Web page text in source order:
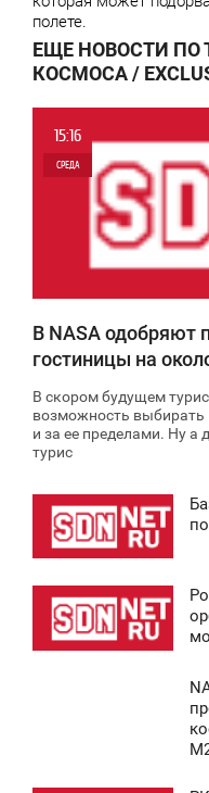
полете.
ЕЩЕ НОВОСТИ ПО
КОСМОСА /
15:16
СРЕДА
В NASA одобряют
гостиницы на
В скором будущем
возможность
и за ее пределами. Ну а
турис